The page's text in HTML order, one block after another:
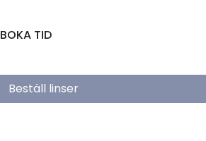
BOKA TID
Beställ linser